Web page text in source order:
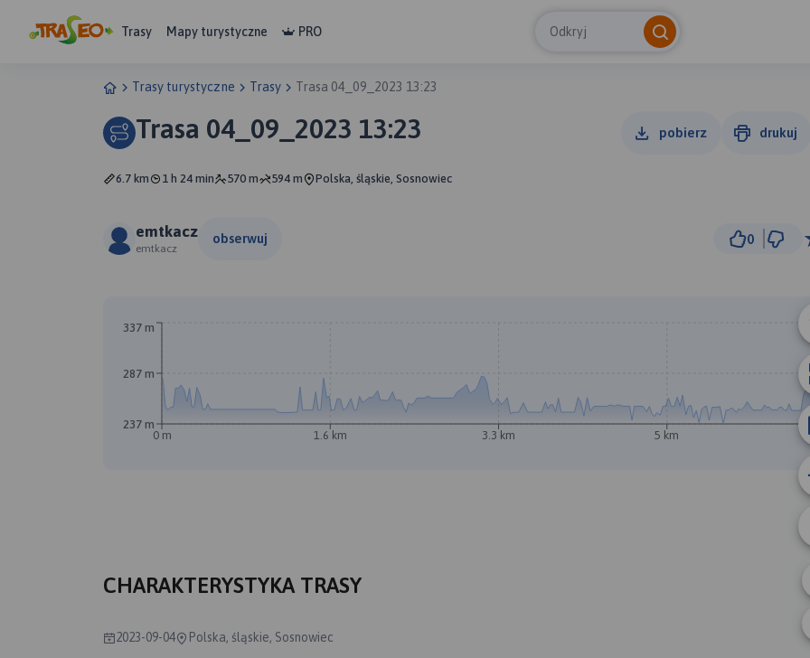
Trasy Mapy turystyczne PRO Odkryj
Trasy turystyczne Trasy Trasa 04_09_2023 13:23
Trasa 04_09_2023 13:23 pobierz drukuj
6.7 km 1 h 24 min 570 m 594 m Polska, śląskie, Sosnowiec
emtkacz
emtkacz
obserwuj 0
0 m 1.6 km 3.3 km 5 km
237 m
287 m
337 m
CHARAKTERYSTYKA TRASY
2023-09-04 Polska, śląskie, Sosnowiec